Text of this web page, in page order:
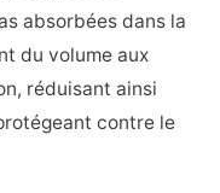
absorbées dans la
du volume aux
réduisant ainsi
contre le